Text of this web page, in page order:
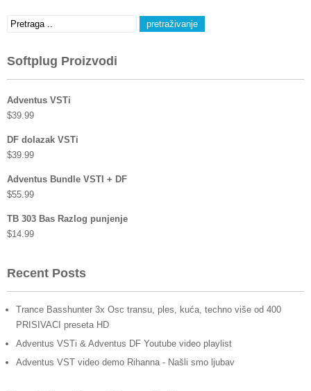
Softplug Proizvodi
Adventus VSTi
$39.99
DF dolazak VSTi
$39.99
Adventus Bundle VSTI + DF
$55.99
TB 303 Bas Razlog punjenje
$14.99
Recent Posts
Trance Basshunter 3x Osc transu, ples, kuća, techno više od 400
PRISIVACI preseta HD
Adventus VSTi & Adventus DF Youtube video playlist
Adventus VST video demo Rihanna - Našli smo ljubav